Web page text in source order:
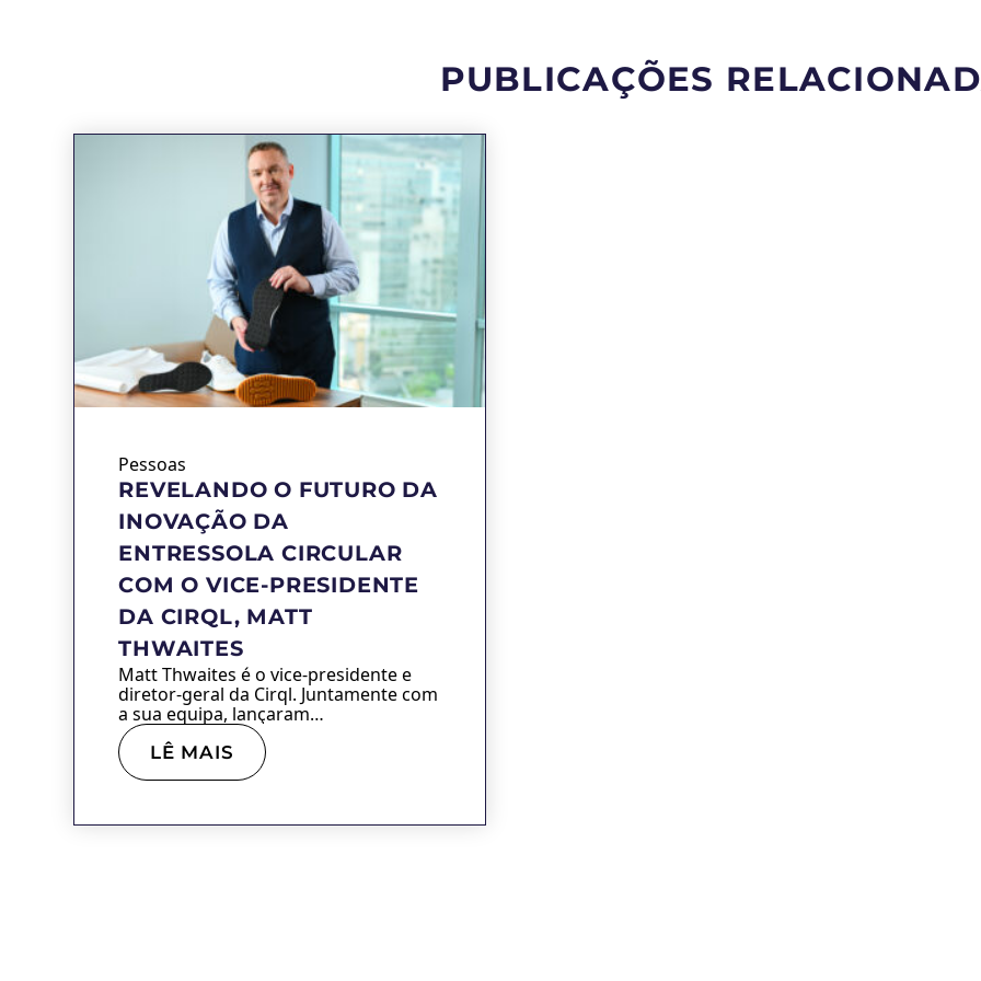
PUBLICAÇÕES
Pessoas
REVELANDO O FUTURO DA
INOVAÇÃO DA
ENTRESSOLA CIRCULAR
COM O VICE-PRESIDENTE
DA CIRQL, MATT
THWAITES
Matt Thwaites é o vice-presidente e
diretor-geral da Cirql. Juntamente com
a sua equipa, lançaram…
LÊ MAIS